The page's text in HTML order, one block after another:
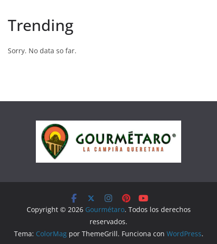
Trending
Sorry. No data so far.
Copyright © 2026 Gourmétaro. Todos los derechos
reservados.
Tema: ColorMagpor ThemeGrill. Funciona con WordPress.